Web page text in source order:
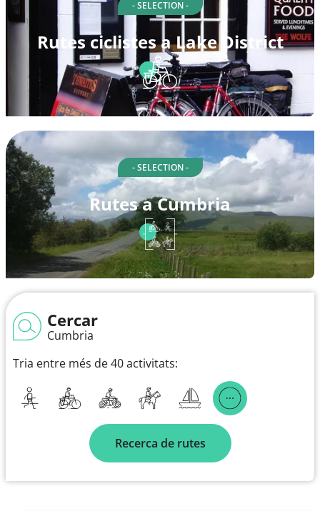
- SELECTION -
Rutes ciclistes a Lake District
- SELECTION -
Rutes a Cumbria
Cercar
Cumbria
Tria entre més de 40 activitats:
Recerca de rutes